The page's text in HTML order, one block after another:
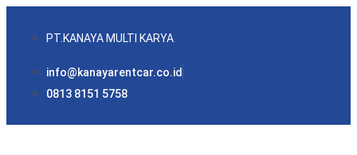
PT.KANAYA MULTI KARYA
info@kanayarentcar.co.id
0813 8151 5758